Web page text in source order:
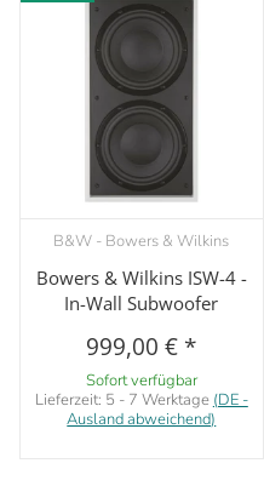
B&W - Bowers & Wilkins
Bowers & Wilkins ISW-4 -
In-Wall Subwoofer
999,00 € *
Sofort verfügbar
Lieferzeit: 5 - 7 Werktage (DE -
Ausland abweichend)